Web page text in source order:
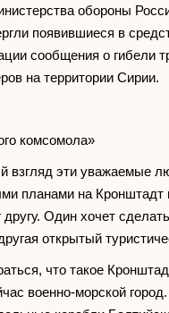
обороны
появившиеся в
сообщения о гибели
на территории Сирии.
комсомола»
взгляд эти уважаемые
планами на Кронштадт
другу. Один хочет
открытый
что такое
военно-морской